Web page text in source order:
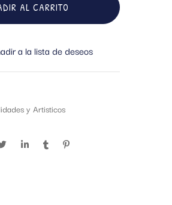
AL CARRITO
a la lista de deseos
y Artisticos